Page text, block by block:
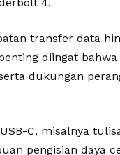
transfer data
diingat
dukungan
C, misalnya
pengisian daya